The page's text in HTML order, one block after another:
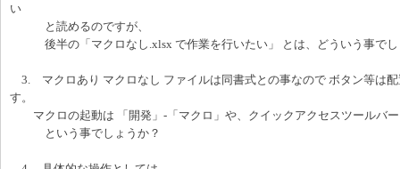
い
と読めるのですが、
後半の「マクロなし.xlsx で作業を行いたい」 とは、どういう事でし
3. マクロあり マクロなし ファイルは同書式との事なので ボタン等は
す。
マクロの起動は 「開発」-「マクロ」や、クイックアクセスツールバ
という事でしょうか？